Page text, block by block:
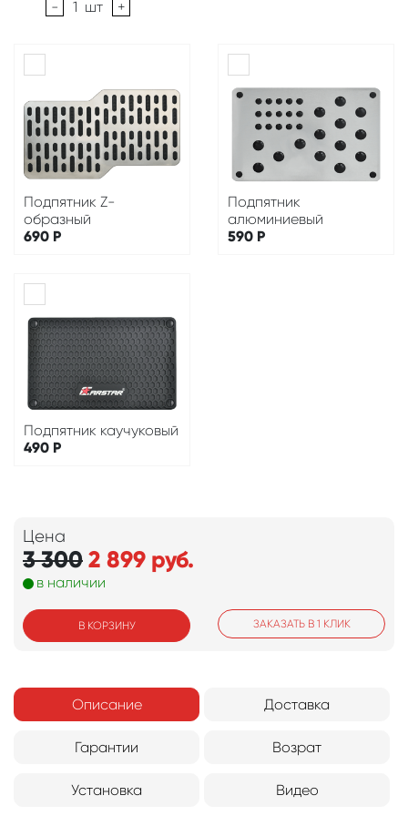
- 1 шт +
Подпятник Z-
образный
690 Р
Подпятник
алюминиевый
590 Р
Подпятник каучуковый
490 Р
Цена
3 3002 899 руб.
в наличии
В КОРЗИНУ ЗАКАЗАТЬ В 1 КЛИК
Описание Доставка
Гарантии Возрат
Установка Видео